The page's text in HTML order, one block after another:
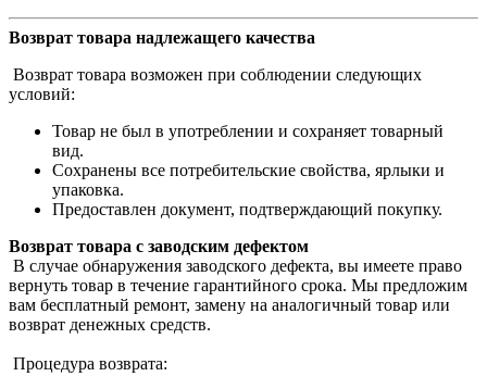
Возврат товара надлежащего качества
Возврат товара возможен при соблюдении следующих
условий:
Товар не был в употреблении и сохраняет товарный
вид.
Сохранены все потребительские свойства, ярлыки и
упаковка.
Предоставлен документ, подтверждающий покупку.
Возврат товара с заводским дефектом
В случае обнаружения заводского дефекта, вы имеете право
вернуть товар в течение гарантийного срока. Мы предложим
вам бесплатный ремонт, замену на аналогичный товар или
возврат денежных средств.
Процедура возврата: